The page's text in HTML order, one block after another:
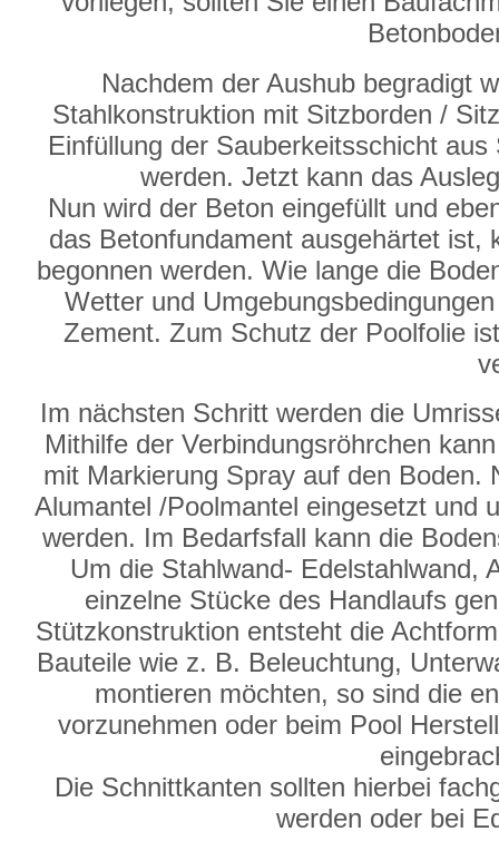
Nachdem der Aushub begradigt
Stahlkonstruktion mit Sitzborden /
Einfüllung der Sauberkeitsschicht
werden. Jetzt kann das
Nun wird der Beton eingefüllt und
das Betonfundament ausgehärtet ist,
begonnen werden. Wie lange die
Wetter und
Zement. Zum Schutz der Poolfolie
Im nächsten Schritt werden die
Mithilfe der Verbindungsröhrchen
mit Markierung Spray auf den Boden.
Alumantel /Poolmantel eingesetzt und
werden. Im Bedarfsfall kann die
Um die Stahlwand- Edelstahlwand,
einzelne Stücke des Handlaufs
Stützkonstruktion entsteht die
Bauteile wie z. B. Beleuchtung,
montieren möchten, so sind die
vorzunehmen oder beim Pool
Die Schnittkanten sollten hierbei
werden oder bei